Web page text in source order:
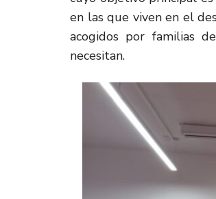
en las que viven en el
acogidos por familias
necesitan.